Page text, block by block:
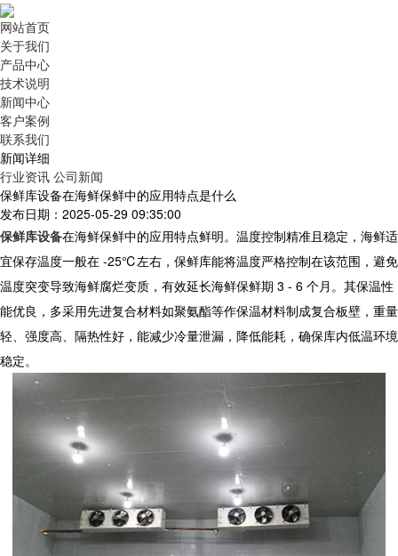
网站首页
关于我们
产品中心
技术说明
新闻中心
客户案例
联系我们
新闻详细
行业资讯 公司新闻
保鲜库设备在海鲜保鲜中的应用特点是什么
发布日期：2025-05-29 09:35:00
保鲜库设备在海鲜保鲜中的应用特点鲜明。温度控制精准且稳定，海鲜适
宜保存温度一般在 -25℃左右，保鲜库能将温度严格控制在该范围，避免
温度突变导致海鲜腐烂变质，有效延长海鲜保鲜期 3 - 6 个月。其保温性
能优良，多采用先进复合材料如聚氨酯等作保温材料制成复合板壁，重量
轻、强度高、隔热性好，能减少冷量泄漏，降低能耗，确保库内低温环境
稳定。